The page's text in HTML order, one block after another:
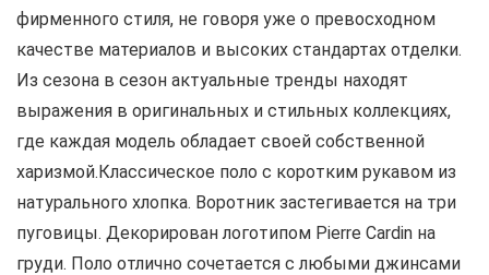
фирменного стиля, не говоря уже о превосходном
качестве материалов и высоких стандартах отделки.
Из сезона в сезон актуальные тренды находят
выражения в оригинальных и стильных коллекциях,
где каждая модель обладает своей собственной
харизмой.Классическое поло с коротким рукавом из
натурального хлопка. Воротник застегивается на три
пуговицы. Декорирован логотипом Pierre Cardin на
груди. Поло отлично сочетается с любыми джинсами